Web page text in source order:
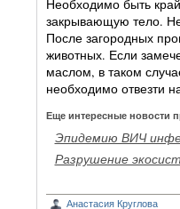
Необходимо быть
закрывающую тело.
После загородных
животных. Если
маслом, в таком
необходимо отвезти
Еще интересные новости
Эпидемию ВИЧ
Разрушение
Анастасия Круглова